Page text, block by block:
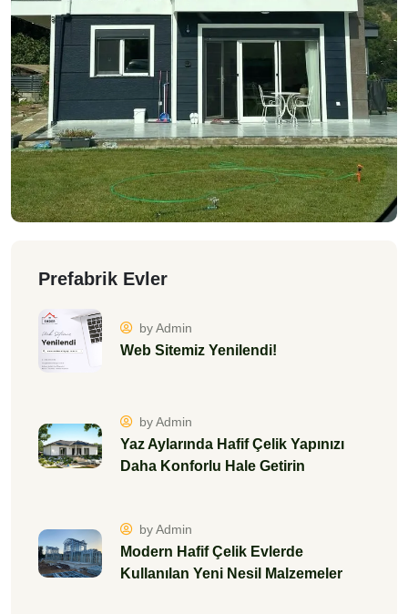
Prefabrik Evler
by Admin
Web Sitemiz Yenilendi!
by Admin
Yaz Aylarında Hafif Çelik Yapınızı
Daha Konforlu Hale Getirin
by Admin
Modern Hafif Çelik Evlerde
Kullanılan Yeni Nesil Malzemeler